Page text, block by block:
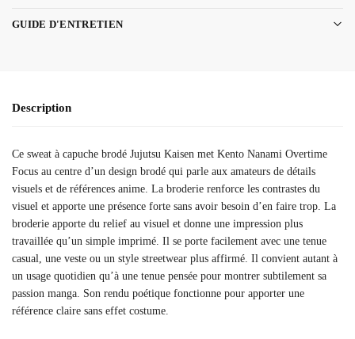
GUIDE D'ENTRETIEN
Description
Ce sweat à capuche brodé Jujutsu Kaisen met Kento Nanami Overtime
Focus au centre d’un design brodé qui parle aux amateurs de détails
visuels et de références anime. La broderie renforce les contrastes du
visuel et apporte une présence forte sans avoir besoin d’en faire trop. La
broderie apporte du relief au visuel et donne une impression plus
travaillée qu’un simple imprimé. Il se porte facilement avec une tenue
casual, une veste ou un style streetwear plus affirmé. Il convient autant à
un usage quotidien qu’à une tenue pensée pour montrer subtilement sa
passion manga. Son rendu poétique fonctionne pour apporter une
référence claire sans effet costume.